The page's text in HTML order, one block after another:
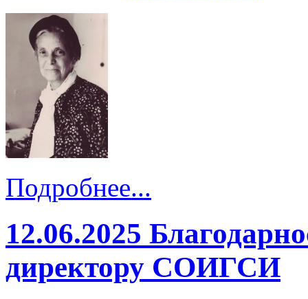
Подробнее...
12.06.2025
директору СОИГСИ